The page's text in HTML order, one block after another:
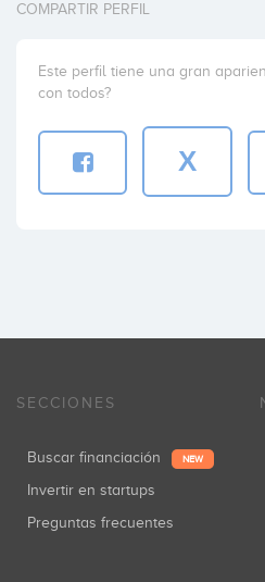
COMPARTIR PERFIL
Este perfil tiene una gran
con todos?
X
SECCIONES
Buscar financiación NEW
Invertir en startups
Preguntas frecuentes